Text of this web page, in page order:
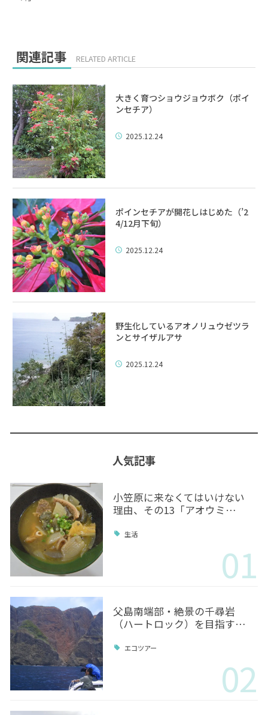
関連記事 RELATED ARTICLE
大きく育つショウジョウボク（ポイ
ンセチア）
2025.12.24
ポインセチアが開花しはじめた（’2
4/12月下旬）
2025.12.24
野生化しているアオノリュウゼツラ
ンとサイザルアサ
2025.12.24
人気記事
小笠原に来なくてはいけない
理由、その13「アオウミ…
生活
01
父島南端部・絶景の千尋岩
（ハートロック）を目指す…
エコツアー
02